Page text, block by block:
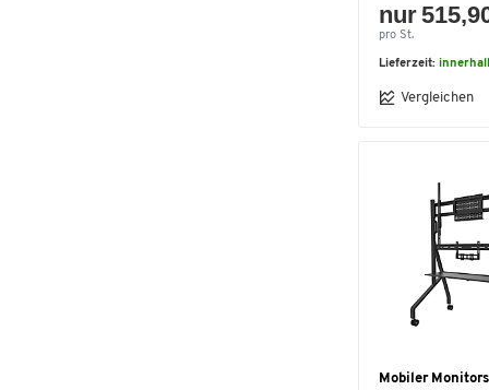
nur
pro St.
Lieferzeit:
Vergleichen
Mobiler